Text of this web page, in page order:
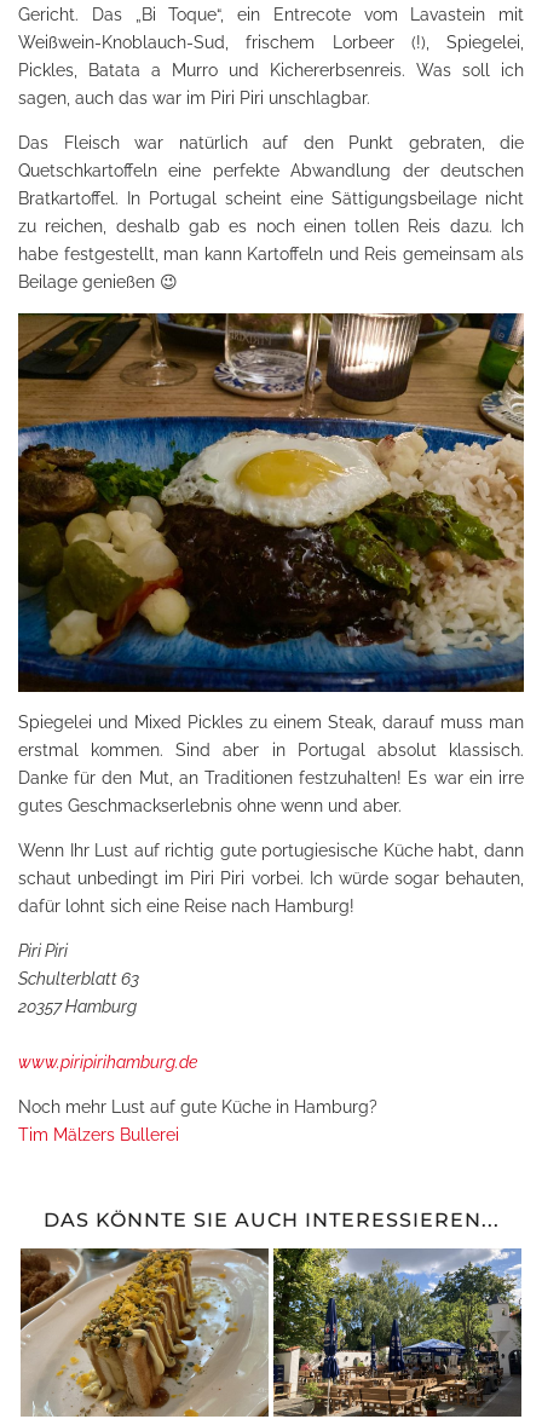
Gericht. Das „Bi Toque“, ein Entrecote vom Lavastein mit
Weißwein-Knoblauch-Sud, frischem Lorbeer (!), Spiegelei,
Pickles, Batata a Murro und Kichererbsenreis. Was soll ich
sagen, auch das war im Piri Piri unschlagbar.
Das Fleisch war natürlich auf den Punkt gebraten, die
Quetschkartoffeln eine perfekte Abwandlung der deutschen
Bratkartoffel. In Portugal scheint eine Sättigungsbeilage nicht
zu reichen, deshalb gab es noch einen tollen Reis dazu. Ich
habe festgestellt, man kann Kartoffeln und Reis gemeinsam als
Beilage genießen 😉
Spiegelei und Mixed Pickles zu einem Steak, darauf muss man
erstmal kommen. Sind aber in Portugal absolut klassisch.
Danke für den Mut, an Traditionen festzuhalten! Es war ein irre
gutes Geschmackserlebnis ohne wenn und aber.
Wenn Ihr Lust auf richtig gute portugiesische Küche habt, dann
schaut unbedingt im Piri Piri vorbei. Ich würde sogar behauten,
dafür lohnt sich eine Reise nach Hamburg!
Piri Piri
Schulterblatt 63
20357 Hamburg
www.piripirihamburg.de
Noch mehr Lust auf gute Küche in Hamburg?
Tim Mälzers Bullerei
DAS KÖNNTE SIE AUCH INTERESSIEREN...